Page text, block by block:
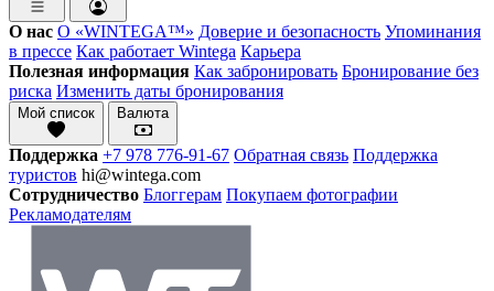
О нас О «WINTEGA™» Доверие и безопасность Упоминания
в прессе Как работает Wintega Карьера
Полезная информация Как забронировать Бронирование без
риска Изменить даты бронирования
Мой список Валюта
Поддержка +7 978 776-91-67 Обратная связь Поддержка
туристов hi@wintega.com
Сотрудничество Блоггерам Покупаем фотографии
Рекламодателям